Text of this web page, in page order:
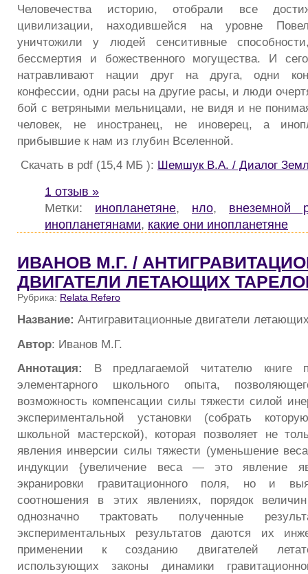
Человечества историю, отобрали все
цивилизации, находившейся на уровне
уничтожили у людей сенситивные
бессмертия и божественного могущества. И
натравливают нации друг на друга, одни
конфессии, одни расы на другие расы, и люди
бой с ветряными мельницами, не видя и не
человек, не иностранец, не иноверец, а
прибывшие к нам из глубин Вселенной.
Скачать в pdf (15,4 МБ ): Шемшук В.А. / Диалог
1 отзыв »
Метки: инопланетяне, нло, внеземной
инопланетянами, какие они инопланетяне
ИВАНОВ М.Г. /
ДВИГАТЕЛИ ЛЕТАЮЩИХ
Рубрика: Relata Refero
Название: Антигравитационные двигатели
Автор: Иванов М.Г.
Аннотация: В предлагаемой читателю книге
элементарного школьного опыта,
возможность компенсации силы тяжести силой
экспериментальной установки (собрать
школьной мастерской), которая позволяет не
явления инверсии силы тяжести (уменьшение
индукции {увеличение веса — это явление
экранировки гравитационного поля, но и
соотношения в этих явлениях, порядок
однозначно трактовать полученные
экспериментальных результатов даются их
применении к созданию двигателей
использующих законы динамики